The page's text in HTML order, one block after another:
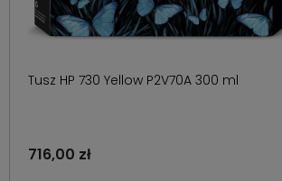
Tusz HP 730 Yellow P2V70A 300 ml
716,00 zł